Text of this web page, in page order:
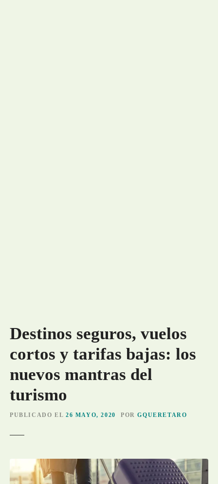
Destinos seguros, vuelos
cortos y tarifas bajas: los
nuevos mantras del
turismo
PUBLICADO EL 26 MAYO, 2020 POR GQUERETARO